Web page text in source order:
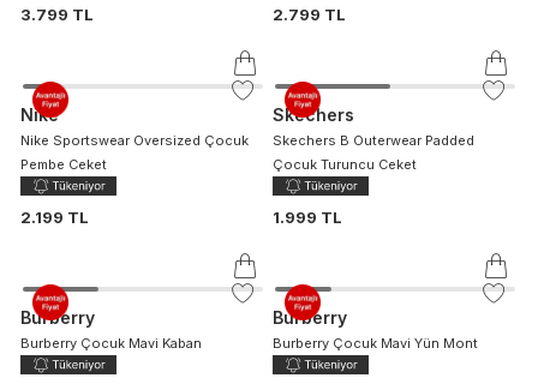
3.799 TL 2.799 TL
Nike
Nike Sportswear Oversized Çocuk
Pembe Ceket
2.199 TL
Skechers
Skechers B Outerwear Padded
Çocuk Turuncu Ceket
1.999 TL
Burberry
Burberry Çocuk Mavi Kaban
Burberry
Burberry Çocuk Mavi Yün Mont